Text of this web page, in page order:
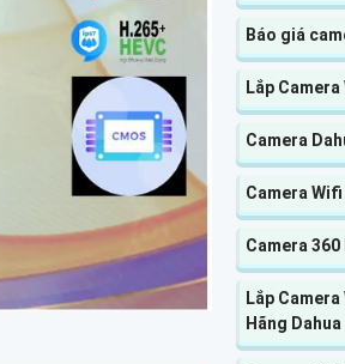
Báo giá
Lắp
Camera
Camera
Camera
Lắp
Hãng Dahua